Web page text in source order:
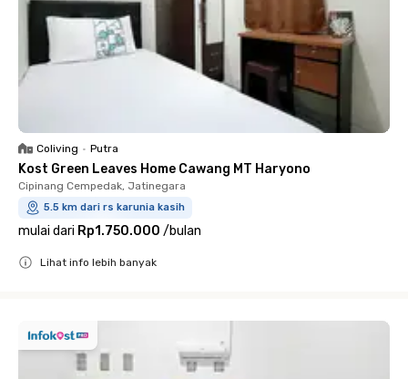
Coliving • Putra
Kost Green Leaves Home Cawang MT Haryono
Cipinang Cempedak, Jatinegara
5.5 km dari rs karunia kasih
mulai dari Rp1.750.000 /bulan
Lihat info lebih banyak